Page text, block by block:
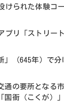
けられた体験コ
プリ「ストリー
（645年）で
の要所となる
衙（こくが）